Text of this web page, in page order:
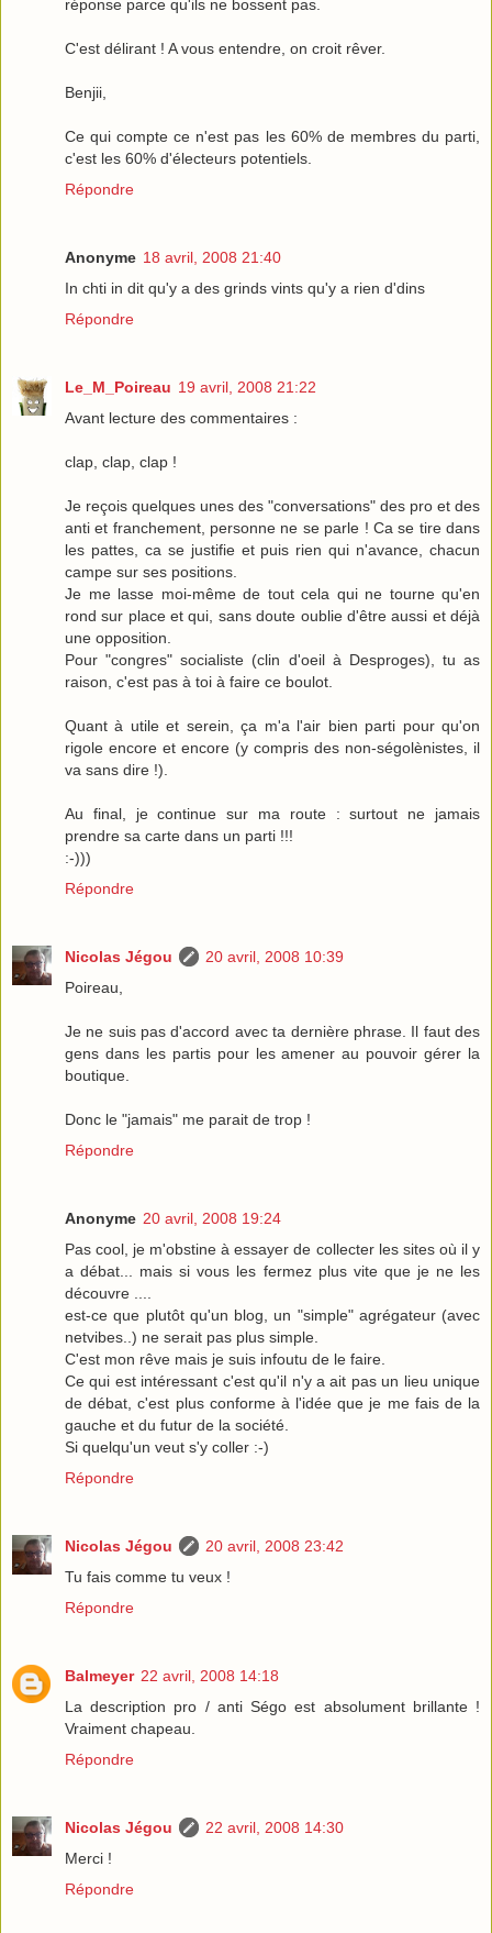
réponse parce qu'ils ne bossent pas.
C'est délirant ! A vous entendre, on croit rêver.
Benjii,
Ce qui compte ce n'est pas les 60% de membres du parti,
c'est les 60% d'électeurs potentiels.
Répondre
Anonyme 18 avril, 2008 21:40
In chti in dit qu'y a des grinds vints qu'y a rien d'dins
Répondre
Le_M_Poireau 19 avril, 2008 21:22
Avant lecture des commentaires :
clap, clap, clap !
Je reçois quelques unes des "conversations" des pro et des
anti et franchement, personne ne se parle ! Ca se tire dans
les pattes, ca se justifie et puis rien qui n'avance, chacun
campe sur ses positions.
Je me lasse moi-même de tout cela qui ne tourne qu'en
rond sur place et qui, sans doute oublie d'être aussi et déjà
une opposition.
Pour "congres" socialiste (clin d'oeil à Desproges), tu as
raison, c'est pas à toi à faire ce boulot.
Quant à utile et serein, ça m'a l'air bien parti pour qu'on
rigole encore et encore (y compris des non-ségolènistes, il
va sans dire !).
Au final, je continue sur ma route : surtout ne jamais
prendre sa carte dans un parti !!!
:-)))
Répondre
Nicolas Jégou
20 avril, 2008 10:39
Poireau,
Je ne suis pas d'accord avec ta dernière phrase. Il faut des
gens dans les partis pour les amener au pouvoir gérer la
boutique.
Donc le "jamais" me parait de trop !
Répondre
Anonyme 20 avril, 2008 19:24
Pas cool, je m'obstine à essayer de collecter les sites où il y
a débat... mais si vous les fermez plus vite que je ne les
découvre ....
est-ce que plutôt qu'un blog, un "simple" agrégateur (avec
netvibes..) ne serait pas plus simple.
C'est mon rêve mais je suis infoutu de le faire.
Ce qui est intéressant c'est qu'il n'y a ait pas un lieu unique
de débat, c'est plus conforme à l'idée que je me fais de la
gauche et du futur de la société.
Si quelqu'un veut s'y coller :-)
Répondre
Nicolas Jégou
20 avril, 2008 23:42
Tu fais comme tu veux !
Répondre
Balmeyer 22 avril, 2008 14:18
La description pro / anti Ségo est absolument brillante !
Vraiment chapeau.
Répondre
Nicolas Jégou
22 avril, 2008 14:30
Merci !
Répondre